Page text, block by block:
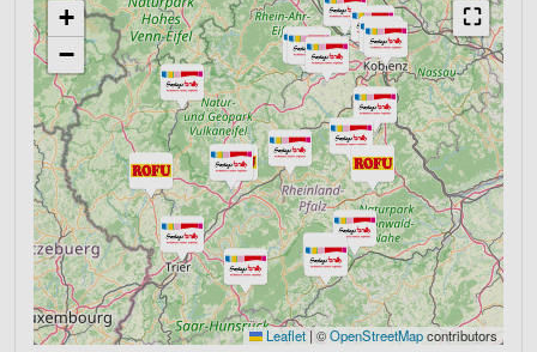
⛶
+
−
Leaflet | ©OpenStreetMapcontributors